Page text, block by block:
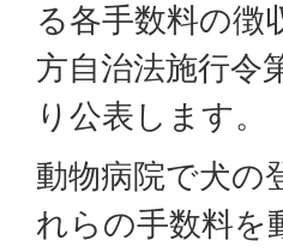
る各手数料の徴
方自治法施行令
り公表します。
動物病院で犬の
れらの手数料を